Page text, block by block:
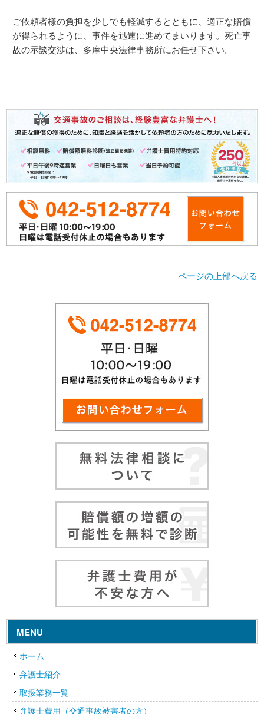
ご依頼者様の負担を少しでも軽減するとともに、適正な賠償
が得られるように、事件を迅速に進めてまいります。死亡事
故の示談交渉は、多摩中央法律事務所にお任せ下さい。
ページの上部へ戻る
MENU
ホーム
弁護士紹介
取扱業務一覧
弁護士費用（交通事故被害者の方）